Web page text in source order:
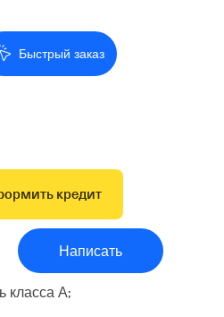
Быстрый заказ
кредит
Написать
класса А;